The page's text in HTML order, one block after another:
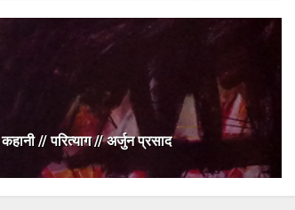
कहानी // परित्‍याग // अर्जुन प्रसाद